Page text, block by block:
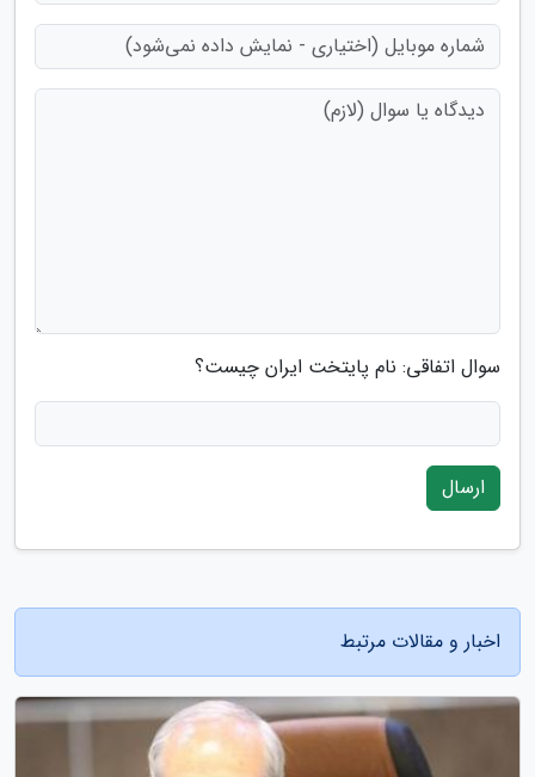
سوال اتفاقی: نام پایتخت ایران چیست؟
ارسال
اخبار و مقالات مرتبط